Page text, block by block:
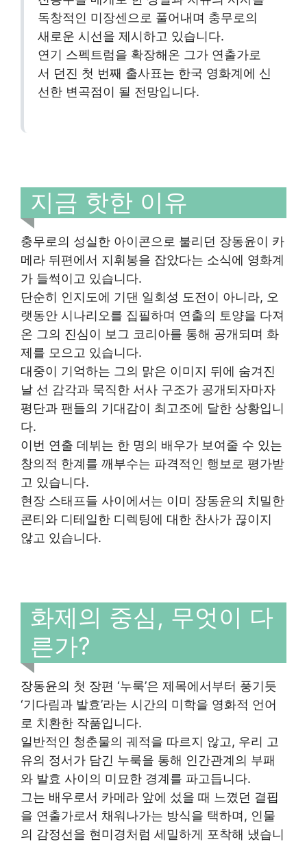
독창적인 미장센으로 풀어내며 충무로의
새로운 시선을 제시하고 있습니다.
연기 스펙트럼을 확장해온 그가 연출가로
서 던진 첫 번째 출사표는 한국 영화계에 신
선한 변곡점이 될 전망입니다.
지금 핫한 이유
충무로의 성실한 아이콘으로 불리던 장동윤이 카
메라 뒤편에서 지휘봉을 잡았다는 소식에 영화계
가 들썩이고 있습니다.
단순히 인지도에 기댄 일회성 도전이 아니라, 오
랫동안 시나리오를 집필하며 연출의 토양을 다져
온 그의 진심이 보그 코리아를 통해 공개되며 화
제를 모으고 있습니다.
대중이 기억하는 그의 맑은 이미지 뒤에 숨겨진
날 선 감각과 묵직한 서사 구조가 공개되자마자
평단과 팬들의 기대감이 최고조에 달한 상황입니
다.
이번 연출 데뷔는 한 명의 배우가 보여줄 수 있는
창의적 한계를 깨부수는 파격적인 행보로 평가받
고 있습니다.
현장 스태프들 사이에서는 이미 장동윤의 치밀한
콘티와 디테일한 디렉팅에 대한 찬사가 끊이지
않고 있습니다.
화제의 중심, 무엇이 다
른가?
장동윤의 첫 장편 ‘누룩’은 제목에서부터 풍기듯
‘기다림과 발효’라는 시간의 미학을 영화적 언어
로 치환한 작품입니다.
일반적인 청춘물의 궤적을 따르지 않고, 우리 고
유의 정서가 담긴 누룩을 통해 인간관계의 부패
와 발효 사이의 미묘한 경계를 파고듭니다.
그는 배우로서 카메라 앞에 섰을 때 느꼈던 결핍
을 연출가로서 채워나가는 방식을 택하며, 인물
의 감정선을 현미경처럼 세밀하게 포착해 냈습니